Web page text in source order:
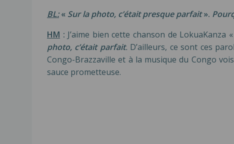
BL: « Sur la photo, c’était presque parfait».
HM : J’aime bien cette chanson de LokuaKanza «
photo, c’était parfait. D’ailleurs, ce sont ces
Congo-Brazzaville et à la musique du Congo
sauce prometteuse.